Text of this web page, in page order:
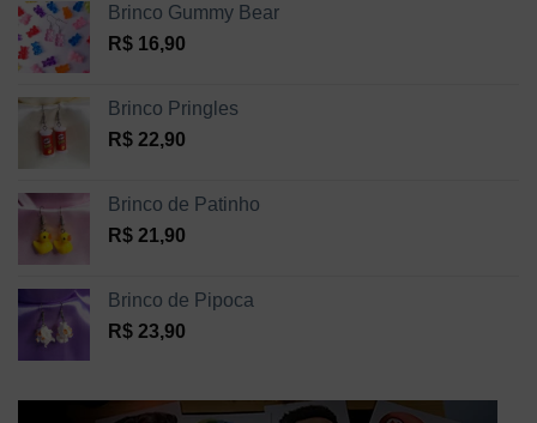
Brinco Gummy Bear
R$ 16,90
Brinco Pringles
R$ 22,90
Brinco de Patinho
R$ 21,90
Brinco de Pipoca
R$ 23,90